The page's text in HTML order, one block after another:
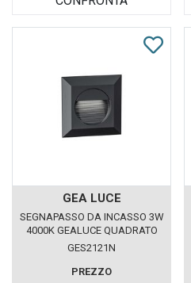
GEA LUCE
SEGNAPASSO DA INCASSO 3W
4000K GEALUCE QUADRATO
GRIGIO IP65
GES2121N
PREZZO